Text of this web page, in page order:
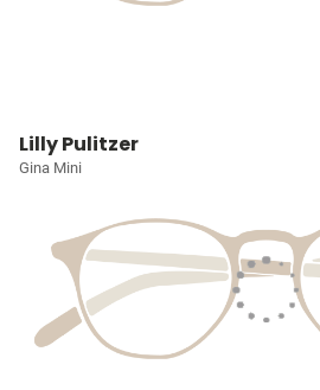
Lilly Pulitzer
Gina Mini